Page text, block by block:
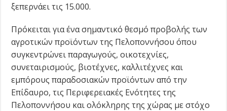
ξεπερνάει τις 15.000.
Πρόκειται για ένα σημαντικό θεσμό προβολής των
αγροτικών προϊόντων της Πελοποννήσου όπου
συγκεντρώνει παραγωγούς, οικοτεχνίες,
συνεταιρισμούς, βιοτέχνες, καλλιτέχνες και
εμπόρους παραδοσιακών προϊόντων από την
Επίδαυρο, τις Περιφερειακές Ενότητες της
Πελοποννήσου και ολόκληρης της χώρας με στόχο